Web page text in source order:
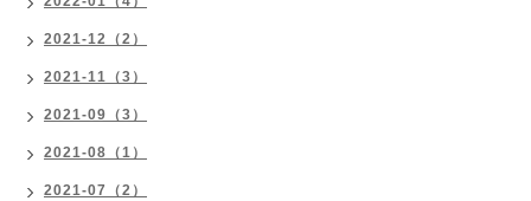
2021-12（2）
2021-11（3）
2021-09（3）
2021-08（1）
2021-07（2）